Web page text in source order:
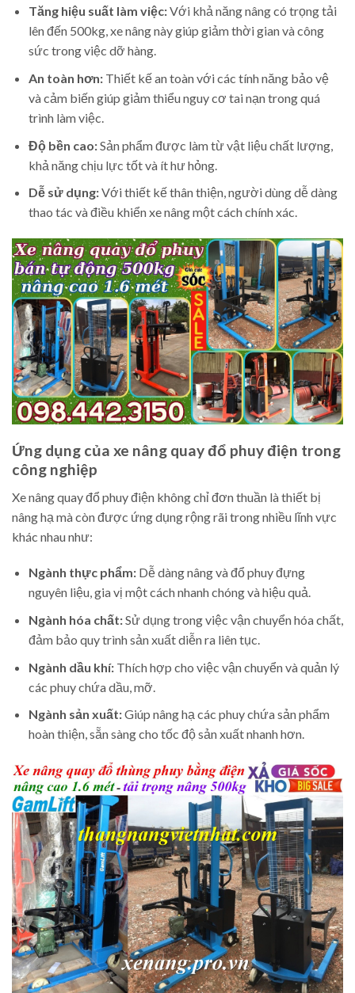
Tăng hiệu suất làm việc:Với khả năng nâng có trọng tải
lên đến 500kg, xe nâng này giúp giảm thời gian và công
sức trong việc dỡ hàng.
An toàn hơn:Thiết kế an toàn với các tính năng bảo vệ
và cảm biến giúp giảm thiểu nguy cơ tai nạn trong quá
trình làm việc.
Độ bền cao:Sản phẩm được làm từ vật liệu chất lượng,
khả năng chịu lực tốt và ít hư hỏng.
Dễ sử dụng:Với thiết kế thân thiện, người dùng dễ dàng
thao tác và điều khiển xe nâng một cách chính xác.
Ứng dụng của xe nâng quay đổ phuy điện trong
công nghiệp
Xe nâng quay đổ phuy điện không chỉ đơn thuần là thiết bị
nâng hạ mà còn được ứng dụng rộng rãi trong nhiều lĩnh vực
khác nhau như:
Ngành thực phẩm:Dễ dàng nâng và đổ phuy đựng
nguyên liệu, gia vị một cách nhanh chóng và hiệu quả.
Ngành hóa chất:Sử dụng trong việc vận chuyển hóa chất,
đảm bảo quy trình sản xuất diễn ra liên tục.
Ngành dầu khí:Thích hợp cho việc vận chuyển và quản lý
các phuy chứa dầu, mỡ.
Ngành sản xuất:Giúp nâng hạ các phuy chứa sản phẩm
hoàn thiện, sẵn sàng cho tốc độ sản xuất nhanh hơn.